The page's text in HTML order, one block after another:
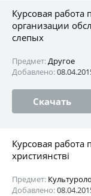
Курсовая
организации
слепых
Предмет:Другое
Добавлено:
Скачать
Курсовая работа
християнстві
Предмет:
Добавлено: